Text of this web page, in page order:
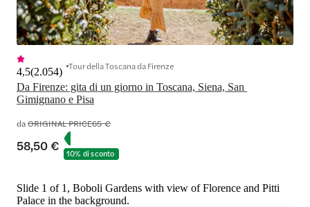
Da Firenze: gita di un giorno in Toscana, Siena, San
Gimignano e Pisa
4,5(2.054) Tour della Toscana da Firenze
daORIGINAL PRICE65 €
58,50 € 10% di sconto
Slide 1 of 1, Boboli Gardens with view of Florence and Pitti
Palace in the background.